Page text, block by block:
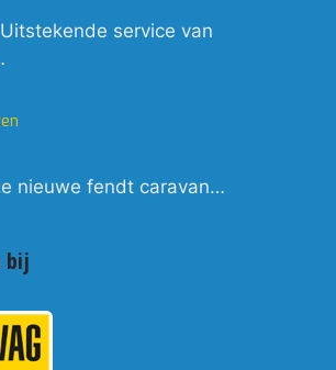
Uitstekende service van
nieuwe fendt caravan…
bij